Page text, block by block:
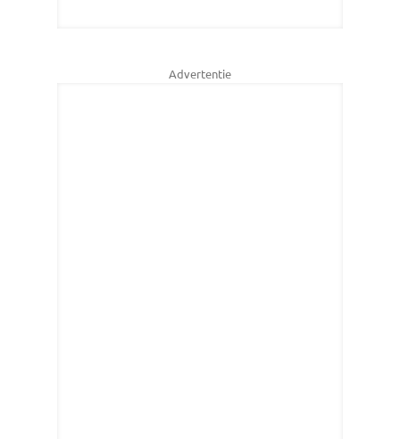
Advertentie